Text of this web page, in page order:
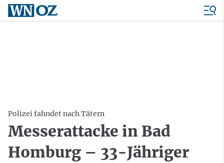
Polizei fahndet nach Tätern
Messerattacke in Bad
Homburg – 33-Jähriger